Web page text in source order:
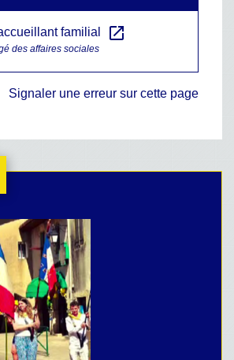
familial open_in_new
des affaires sociales
Signaler une erreur sur cette page